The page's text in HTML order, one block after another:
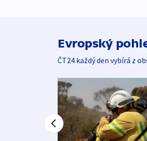
Evropský
ČT24 každý den vybírá z